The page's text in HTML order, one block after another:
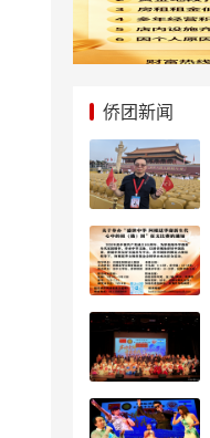
侨团新闻